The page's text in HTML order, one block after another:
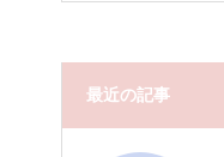
最近の記事